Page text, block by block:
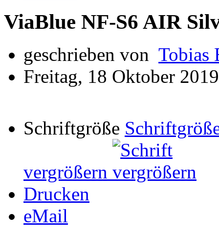
ViaBlue NF-S6 AIR
geschrieben von Tobias
Freitag, 18 Oktober
Schriftgröße
vergrößern
Drucken
eMail